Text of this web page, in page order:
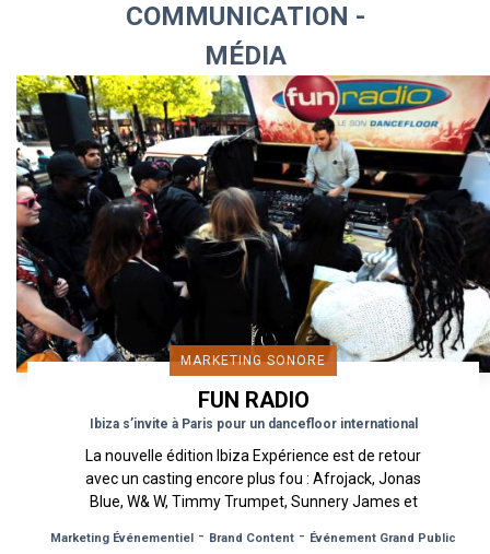
COMMUNICATION -
MÉDIA
MARKETING SONORE
FUN RADIO
Ibiza s’invite à Paris pour un dancefloor international
La nouvelle édition Ibiza Expérience est de retour
avec un casting encore plus fou : Afrojack, Jonas
Blue, W& W, Timmy Trumpet, Sunnery James et
Marketing Événementiel - Brand Content - Événement Grand Public